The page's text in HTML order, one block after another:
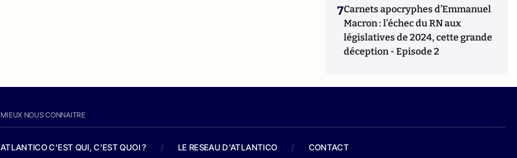
7Carnets apocryphes d’Emmanuel
Macron : l’échec du RN aux
législatives de 2024, cette grande
déception - Episode 2
MIEUX NOUS CONNAITRE
ATLANTICO C'EST QUI, C'EST QUOI ? / LE RESEAU D'ATLANTICO / CONTACT